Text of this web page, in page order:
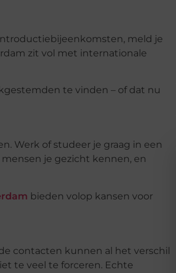
meld je
zit vol met internationale
te vinden – of dat nu
Werk of studeer je graag in een
je gezicht kennen, en
bieden volop kansen voor
contacten kunnen al het verschil
te veel te forceren. Echte